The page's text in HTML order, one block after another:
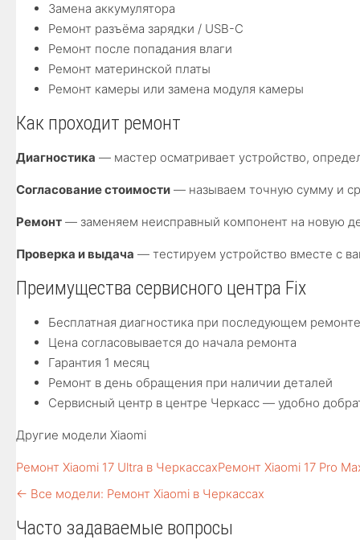
Замена аккумулятора
Ремонт разъёма зарядки / USB-C
Ремонт после попадания влаги
Ремонт материнской платы
Ремонт камеры или замена модуля камеры
Как проходит ремонт
Диагностика — мастер осматривает устройство,
Согласование стоимости — называем точную сумму и
Ремонт — заменяем неисправный компонент на новую
Проверка и выдача — тестируем устройство вместе с
Преимущества сервисного центра Fix
Бесплатная диагностика при последующем ремонте
Цена согласовывается до начала ремонта
Гарантия 1 месяц
Ремонт в день обращения при наличии деталей
Сервисный центр в центре Черкасс — удобно
Другие модели Xiaomi
Ремонт Xiaomi 17 Ultra в ЧеркассахРемонт Xiaomi 17 Pro
← Все модели: Ремонт Xiaomi в Черкассах
Часто задаваемые вопросы